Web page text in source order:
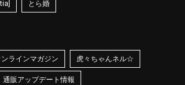
とら婚
ンラインマガジン 虎々ちゃんネル☆
通販アップデート情報